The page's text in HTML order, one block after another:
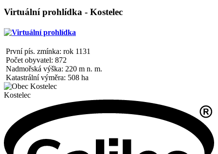
Virtuální prohlídka - Kostelec
První pís. zmínka: rok 1131
Počet obyvatel: 872
Nadmořská výška: 220 m n. m.
Katastrální výměra: 508 ha
Kostelec